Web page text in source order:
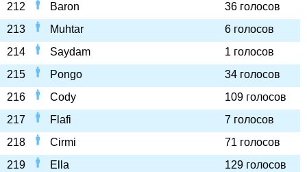
212
Baron
36 голосов
213
Muhtar
6 голосов
214
Saydam
1 голосов
215
Pongo
34 голосов
216
Cody
109 голосов
217
Flafi
7 голосов
218
Cirmi
71 голосов
219
Ella
129 голосов